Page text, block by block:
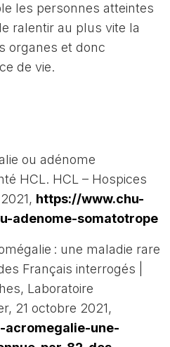
les personnes atteintes
ralentir au plus vite la
organes et donc
de vie.
ou adénome
HCL. HCL – Hospices
https://www.chu-
adenome-somatotrope
: une maladie rare
Français interrogés |
Laboratoire
21 octobre 2021,
une-